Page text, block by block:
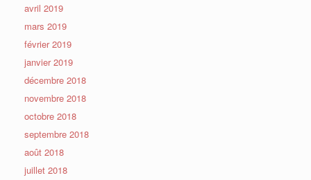
avril 2019
mars 2019
février 2019
janvier 2019
décembre 2018
novembre 2018
octobre 2018
septembre 2018
août 2018
juillet 2018